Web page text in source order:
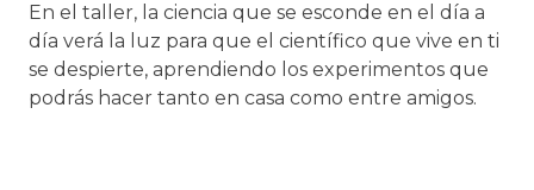
En el taller, la ciencia que se esconde en el día a
día verá la luz para que el científico que vive en ti
se despierte, aprendiendo los experimentos que
podrás hacer tanto en casa como entre amigos.